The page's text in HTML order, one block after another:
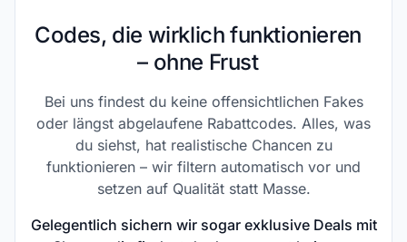
Codes, die wirklich funktionieren
– ohne Frust
Bei uns findest du keine offensichtlichen Fakes
oder längst abgelaufene Rabattcodes. Alles, was
du siehst, hat realistische Chancen zu
funktionieren – wir filtern automatisch vor und
setzen auf Qualität statt Masse.
Gelegentlich sichern wir sogar exklusive Deals mit